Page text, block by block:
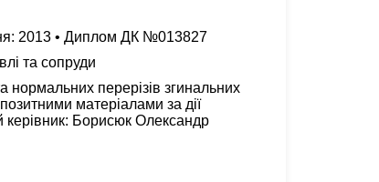
2013 • Диплом ДК №013827
та сопруди
нормальних перерізів згинальних
матеріалами за дії
Борисюк Олександр